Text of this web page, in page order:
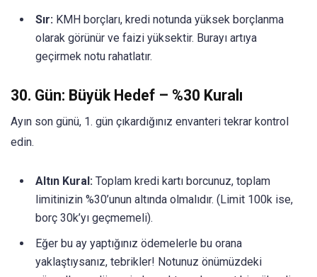
Sır: KMH borçları, kredi notunda yüksek borçlanma
olarak görünür ve faizi yüksektir. Burayı artıya
geçirmek notu rahatlatır.
30. Gün: Büyük Hedef – %30 Kuralı
Ayın son günü, 1. gün çıkardığınız envanteri tekrar kontrol
edin.
Altın Kural: Toplam kredi kartı borcunuz, toplam
limitinizin %30’unun altında olmalıdır. (Limit 100k ise,
borç 30k’yı geçmemeli).
Eğer bu ay yaptığınız ödemelerle bu orana
yaklaştıysanız, tebrikler! Notunuz önümüzdeki